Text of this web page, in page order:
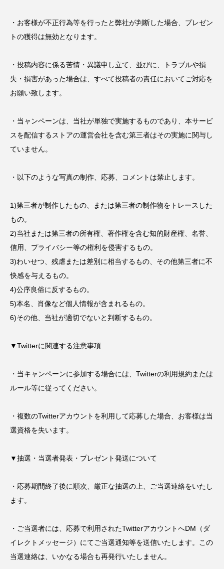
・お客様が不正行為等を行ったと弊社が判断した場合、プレゼン
トの獲得は無効となります。
・投稿内容に係る苦情・異議申し立て、並びに、トラブルや損
失・損害があった場合は、すべて投稿者の責任においてご対応を
お願い致します。
・当ャンペーンは、当社が単独で実施するものであり、本サービ
スを配信するストアの運営会社を含む第三者はその実施に関与し
ていません。
・以下のような写真の制作、応募、コメントは禁止します。
1)第三者が制作したもの、または第三者の制作物をトレースした
もの。
2)当社または第三者の所有権、著作権を含む知的財産権、名誉、
信用、プライバシー等の権利を侵害するもの。
3)わいせつ、残虐または差別に相当するもの、その他第三者に不
快感を与えるもの。
4)公序良俗に反するもの。
5)本名、肖像など個人情報が含まれるもの。
6)その他、当社が適切でないと判断するもの。
▼Twitterに関連する注意事項
・当キャンペーンに参加する場合には、Twitterの利用規約または
ルール等に従ってください。
・複数のTwitterアカウントを利用して応募した場合、お客様は当
選資格を失います。
▼抽選・当選者発表・プレゼント発送について
・応募期間終了後に順次、厳正な抽選の上、ご当選連絡をいたし
ます。
・ご当選者には、応募で利用されたTwitterアカウントへDM（ダ
イレクトメッセージ）にてご当選通知等を送信いたします。この
当選連絡は、いかなる場合も再発行いたしません。